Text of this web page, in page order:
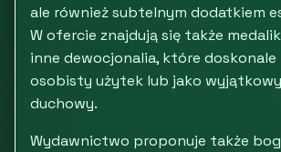
ale również subtelnym dodatkiem
W ofercie znajdują się także
inne dewocjonalia, które doskonale
osobisty użytek lub jako
duchowy.
Wydawnictwo proponuje także